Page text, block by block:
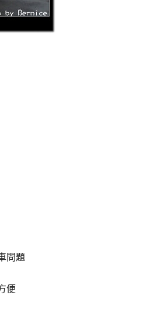
問題
便